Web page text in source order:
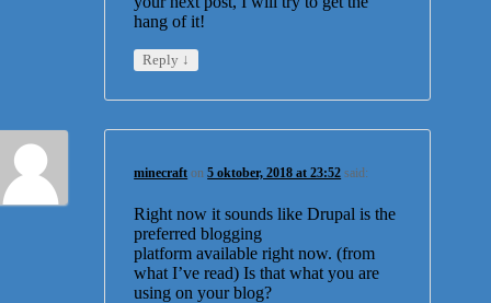
hang of it!
Reply ↓
minecraft on5 oktober, 2018 at 23:52 said:
Right now it sounds like Drupal is the
preferred blogging
platform available right now. (from
what I’ve read) Is that what you are
using on your blog?